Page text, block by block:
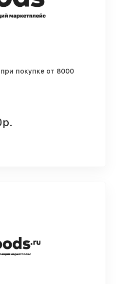
покупке от 8000